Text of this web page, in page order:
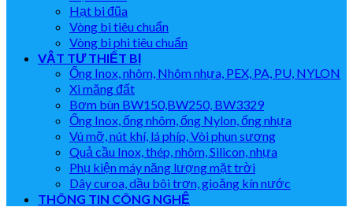
Hạt bi đũa
Vòng bi tiêu chuẩn
Vòng bi phi tiêu chuẩn
VẬT TƯ THIẾT BỊ
Ống Inox, nhôm, Nhôm nhựa, PEX, PA, PU, NYLON
Xi măng đất
Bơm bùn BW150,BW250, BW3329
Ống Inox, ống nhôm, ống Nylon, ống nhựa
Vú mỡ, nút khí, lá phíp, Vòi phun sương
Quả cầu Inox, thép, nhôm, Silicon, nhựa
Phụ kiện máy năng lượng mặt trời
Dây curoa, dầu bôi trơn, gioăng kín nước
THÔNG TIN CÔNG NGHỆ